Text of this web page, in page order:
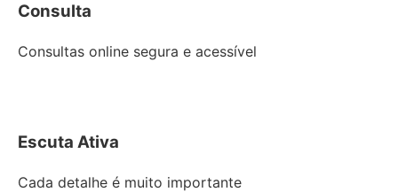
Consulta
Consultas online segura e acessível
Escuta Ativa
Cada detalhe é muito importante